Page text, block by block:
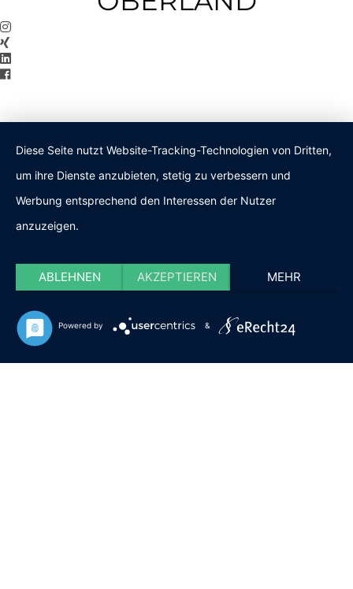
Diese Seite nutzt Website-Tracking-Technologien von Dritten,
um ihre Dienste anzubieten, stetig zu verbessern und
Werbung entsprechend den Interessen der Nutzer
anzuzeigen.
ABLEHNEN AKZEPTIEREN MEHR
Powered by &